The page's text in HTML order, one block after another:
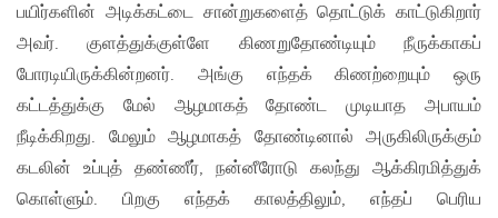
பயிர்களின் அடிக்கட்டை சான்றுகளைத் தொட்டுக் காட்டுகிறார்
அவர். குளத்துக்குள்ளே கிணறுதோண்டியும் நீருக்காகப்
போரடியிருக்கின்றனர். அங்கு எந்தக் கிணற்றையும் ஒரு
கட்டத்துக்கு மேல் ஆழமாகத் தோண்ட முடியாத அபாயம்
நீடிக்கிறது. மேலும் ஆழமாகத் தோண்டினால் அருகிலிருக்கும்
கடலின் உப்புத் தண்ணீர், நன்னீரோடு கலந்து ஆக்கிரமித்துக்
கொள்ளும். பிறகு எந்தக் காலத்திலும், எந்தப் பெரிய